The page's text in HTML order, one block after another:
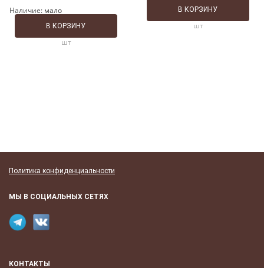
Наличие: мало
шт
В КОРЗИНУ шт
В КОРЗИНУ
Политика конфиденциальности
МЫ В СОЦИАЛЬНЫХ СЕТЯХ
КОНТАКТЫ